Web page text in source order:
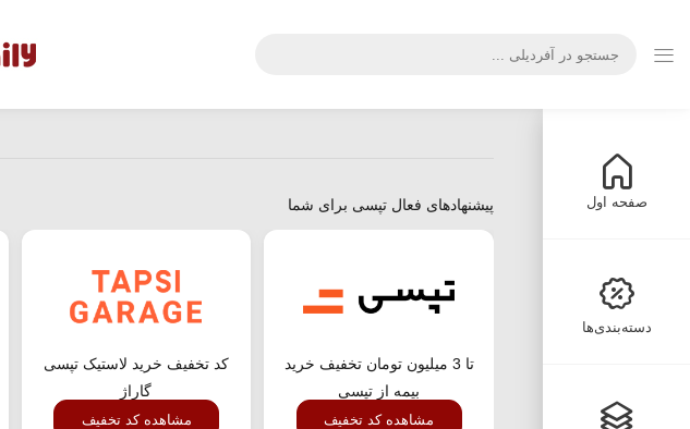
صفحه اول
دسته‌بندی‌ها
پیشنهادهای فعال تپسی برای شما
تا 3 میلیون تومان تخفیف خرید
بیمه از تپسی
مشاهده کد تخفیف
کد تخفیف خرید لاستیک تپسی
گاراژ
مشاهده کد تخفیف